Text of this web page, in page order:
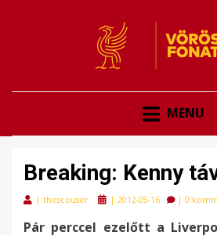
VÖRÖS FONAT
MENU
Breaking: Kenny
| thescouser
Posted
| 2012-05-16 | 0
Pár perccel ezelőtt a